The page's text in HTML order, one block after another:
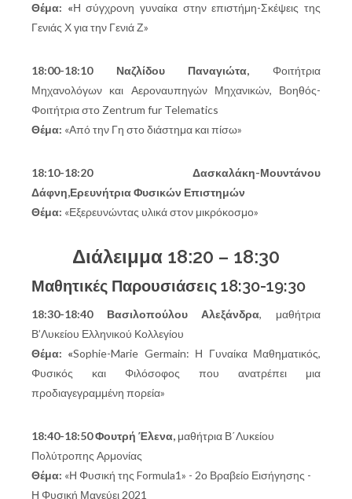
Θέμα: «Η σύγχρονη γυναίκα στην επιστήμη-Σκέψεις της
Γενιάς Χ για την Γενιά Ζ»
18:00-18:10 Ναζλίδου Παναγιώτα, Φοιτήτρια
Μηχανολόγων και Αεροναυπηγών Μηχανικών, Βοηθός-
Φοιτήτρια στο Zentrum fur Telematics
Θέμα: «Από την Γη στο διάστημα και πίσω»
18:10-18:20 Δασκαλάκη-Μουντάνου
Δάφνη,Ερευνήτρια Φυσικών Επιστημών
Θέμα: «Εξερευνώντας υλικά στον μικρόκοσμο»
Διάλειμμα 18:20 – 18:30
Μαθητικές Παρουσιάσεις 18:30-19:30
18:30-18:40 Βασιλοπούλου Αλεξάνδρα, μαθήτρια
Β’Λυκείου Ελληνικού Κολλεγίου
Θέμα: «Sophie-Marie Germain: Η Γυναίκα Μαθηματικός,
Φυσικός και Φιλόσοφος που ανατρέπει μια
προδιαγεγραμμένη πορεία»
18:40-18:50 Φουτρή Έλενα, μαθήτρια Β΄Λυκείου
Πολύτροπης Αρμονίας
Θέμα: «Η Φυσική της Formula1» - 2ο Βραβείο Εισήγησης -
Η Φυσική Μαγεύει 2021